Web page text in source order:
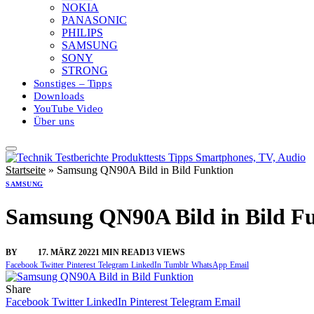
NOKIA
PANASONIC
PHILIPS
SAMSUNG
SONY
STRONG
Sonstiges – Tipps
Downloads
YouTube Video
Über uns
Startseite » Samsung QN90A Bild in Bild Funktion
SAMSUNG
Samsung QN90A Bild in Bild
BY 17. MÄRZ 20221 MIN READ13 VIEWS
Facebook Twitter Pinterest Telegram LinkedIn Tumblr WhatsApp Email
Share
Facebook Twitter LinkedIn Pinterest Telegram Email